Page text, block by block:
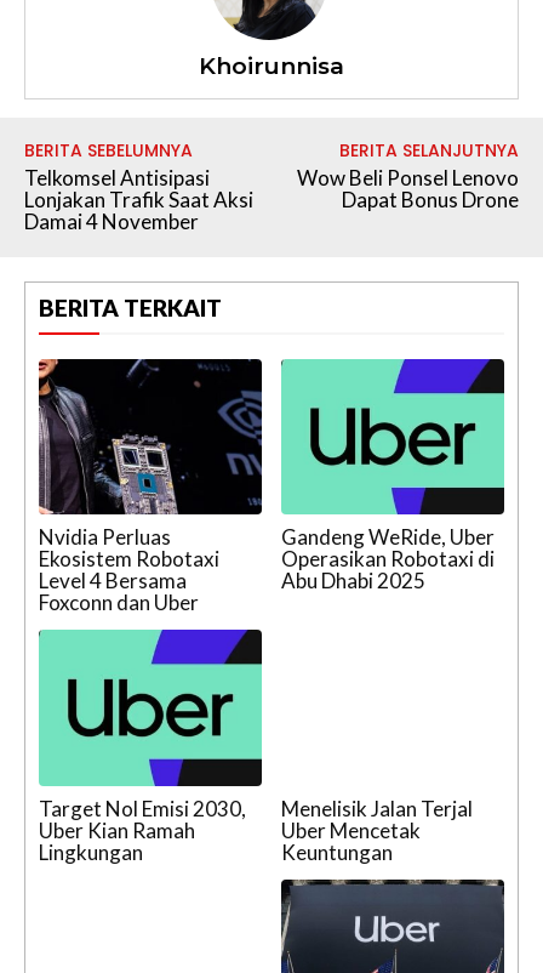
Khoirunnisa
BERITA SEBELUMNYA
Telkomsel Antisipasi
Lonjakan Trafik Saat Aksi
Damai 4 November
BERITA SELANJUTNYA
​Wow Beli Ponsel Lenovo
Dapat Bonus Drone
BERITA TERKAIT
Nvidia Perluas
Ekosistem Robotaxi
Level 4 Bersama
Foxconn dan Uber
Gandeng WeRide, Uber
Operasikan Robotaxi di
Abu Dhabi 2025
Target Nol Emisi 2030,
Uber Kian Ramah
Lingkungan
Menelisik Jalan Terjal
Uber Mencetak
Keuntungan